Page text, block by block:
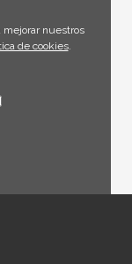
mejorar nuestros
de cookies.